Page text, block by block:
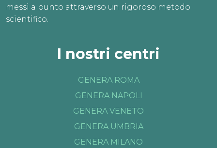
messi a punto attraverso un rigoroso metodo
scientifico.
I nostri centri
GENERA ROMA
GENERA NAPOLI
GENERA VENETO
GENERA UMBRIA
GENERA MILANO